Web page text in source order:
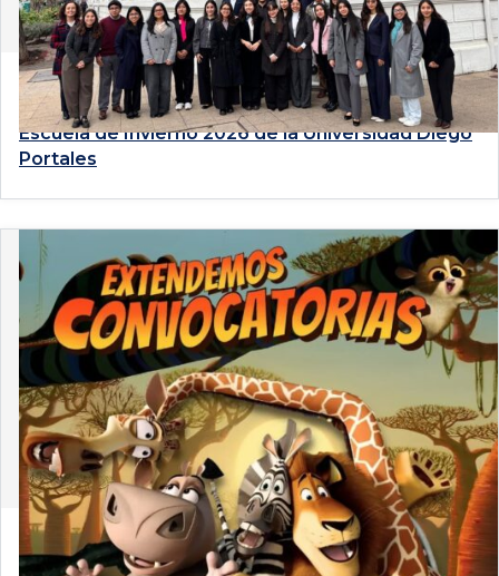
4 de agosto de 2026
Estudiantes de Derecho PUCP participan en la
Escuela de Invierno 2026 de la Universidad Diego
Portales
4 de agosto de 2026
Convocatoria 2026-2: Únete a la Comisión Arte y